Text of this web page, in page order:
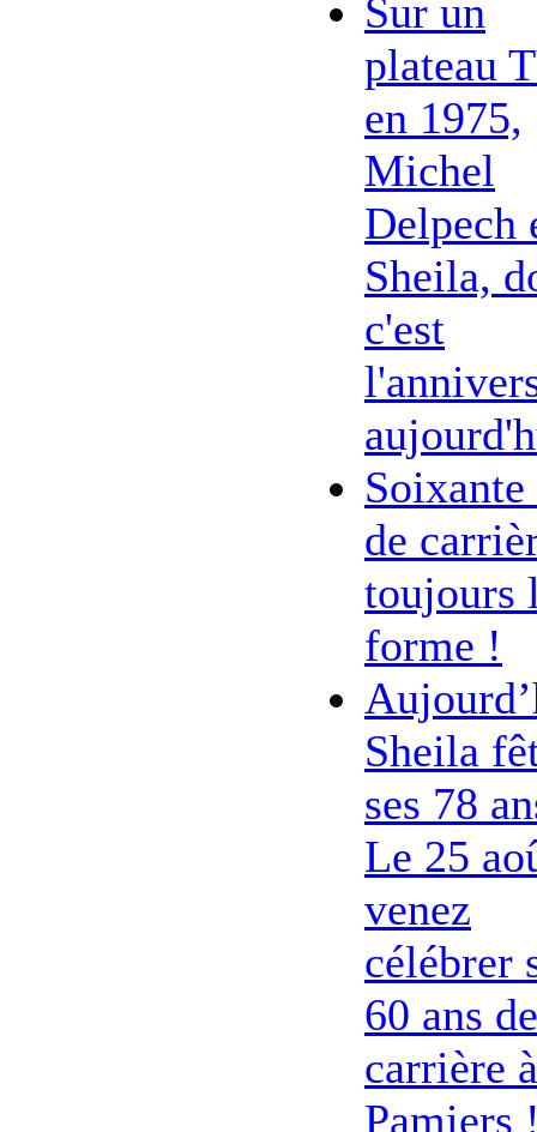
Sur un
plateau
en 1975,
Michel
Delpech
Sheila,
c'est
Soixante
de
toujours
forme !
Sheila
ses 78
Le 25
venez
célébrer
60 ans de
carrière à
Pamiers